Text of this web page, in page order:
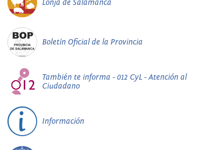
Lonja de Salamanca
Boletín Oficial de la Provincia
También te informa - 012 CyL - Atención al
Ciudadano
Información